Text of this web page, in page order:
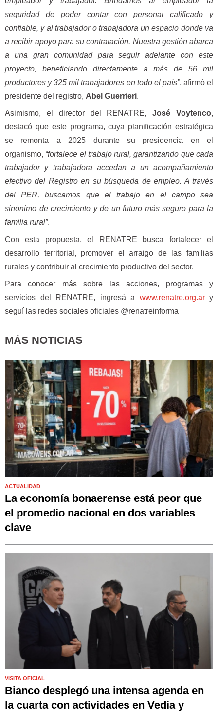
seguridad de poder contar con personal calificado y
confiable, y al trabajador o trabajadora un espacio donde va
a recibir apoyo para su contratación. Nuestra gestión abarca
a una gran comunidad para seguir adelante con este
proyecto, beneficiando directamente a más de 56 mil
productores y 325 mil trabajadores en todo el país”, afirmó el
presidente del registro, Abel Guerrieri.
Asimismo, el director del RENATRE,José Voytenco,
destacó que este programa, cuya planificación estratégica
se remonta a 2025 durante su presidencia en el
organismo, “fortalece el trabajo rural, garantizando que cada
trabajador y trabajadora accedan a un acompañamiento
efectivo del Registro en su búsqueda de empleo. A través
del PER, buscamos que el trabajo en el campo sea
sinónimo de crecimiento y de un futuro más seguro para la
familia rural”.
Con esta propuesta, el RENATRE busca fortalecer el
desarrollo territorial, promover el arraigo de las familias
rurales y contribuir al crecimiento productivo del sector.
Para conocer más sobre las acciones, programas y
servicios del RENATRE, ingresá a www.renatre.org.ary
seguí las redes sociales oficiales @renatreinforma
MÁS NOTICIAS
ACTUALIDAD
La economía bonaerense está peor que
el promedio nacional en dos variables
clave
VISITA OFICIAL
Bianco desplegó una intensa agenda en
la cuarta con actividades en Vedia y